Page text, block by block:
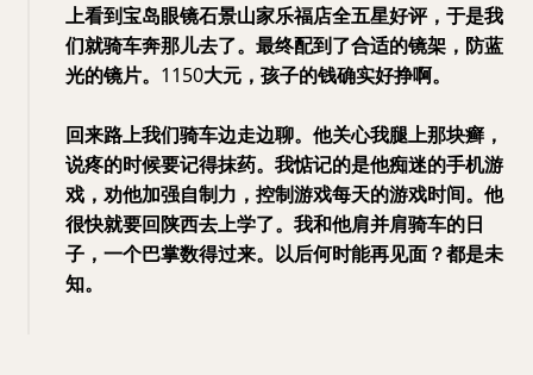
上看到宝岛眼镜石景山家乐福店全五星好评，于是我
们就骑车奔那儿去了。最终配到了合适的镜架，防蓝
光的镜片。 1150大元，孩子的钱确实好挣啊。
回来路上我们骑车边走边聊。他关心我腿上那块癣，
说疼的时候要记得抹药。我惦记的是他痴迷的手机游
戏，劝他加强自制力，控制游戏每天的游戏时间。他
很快就要回陕西去上学了。我和他肩并肩骑车的日
子，一个巴掌数得过来。以后何时能再见面？都是未
知。